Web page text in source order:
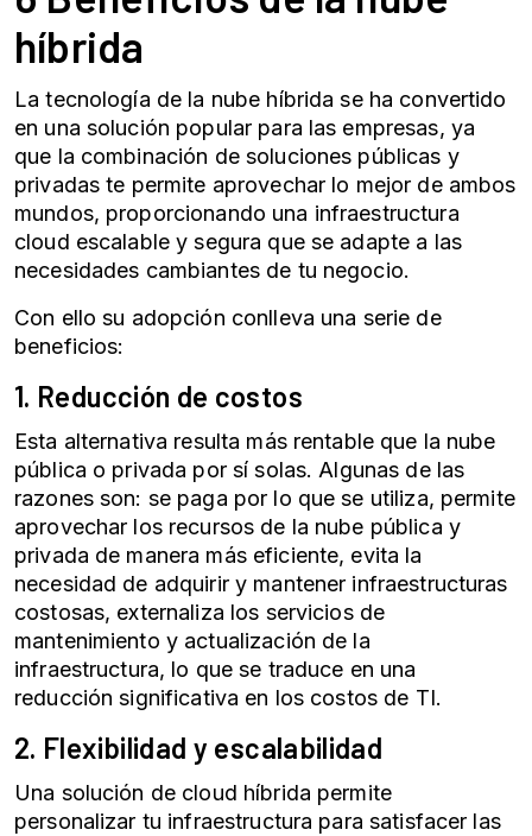
híbrida
La tecnología de la nube híbrida se ha convertido
en una solución popular para las empresas, ya
que la combinación de soluciones públicas y
privadas te permite aprovechar lo mejor de ambos
mundos, proporcionando una infraestructura
cloud escalable y segura que se adapte a las
necesidades cambiantes de tu negocio.
Con ello su adopción conlleva una serie de
beneficios:
1. Reducción de costos
Esta alternativa resulta más rentable que la nube
pública o privada por sí solas. Algunas de las
razones son: se paga por lo que se utiliza, permite
aprovechar los recursos de la nube pública y
privada de manera más eficiente, evita la
necesidad de adquirir y mantener infraestructuras
costosas, externaliza los servicios de
mantenimiento y actualización de la
infraestructura, lo que se traduce en una
reducción significativa en los costos de TI.
2. Flexibilidad y escalabilidad
Una solución de cloud híbrida permite
personalizar tu infraestructura para satisfacer las